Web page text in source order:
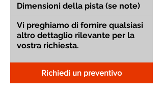
Richiedi un preventivo